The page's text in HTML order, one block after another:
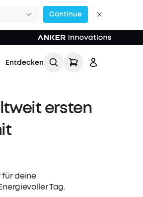
Continue
Entdecken
ersten
deine
Tag.